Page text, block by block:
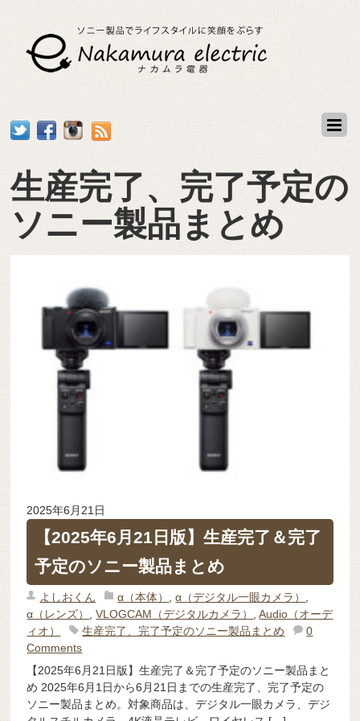
生産完了、完了予定の
ソニー製品まとめ
2025年6月21日
【2025年6月21日版】生産完了＆完了
予定のソニー製品まとめ
よしおくん α（本体） ,α（デジタル一眼カメラ）
α（レンズ）
,VLOGCAM（デジタルカメラ） ,Audio（オーデ
ィオ）
生産完了、完了予定のソニー製品まとめ
0
Comments
【2025年6月21日版】生産完了＆完了予定のソニー製品まと
め 2025年6月1日から6月21日までの生産完了、完了予定の
ソニー製品まとめ。対象商品は、デジタル一眼カメラ、デジ